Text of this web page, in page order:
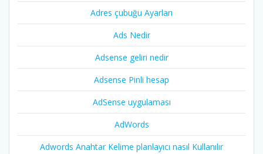
Adres çubuğu Ayarları
Ads Nedir
Adsense geliri nedir
Adsense Pinli hesap
AdSense uygulaması
AdWords
Adwords Anahtar Kelime planlayıcı nasıl Kullanılır